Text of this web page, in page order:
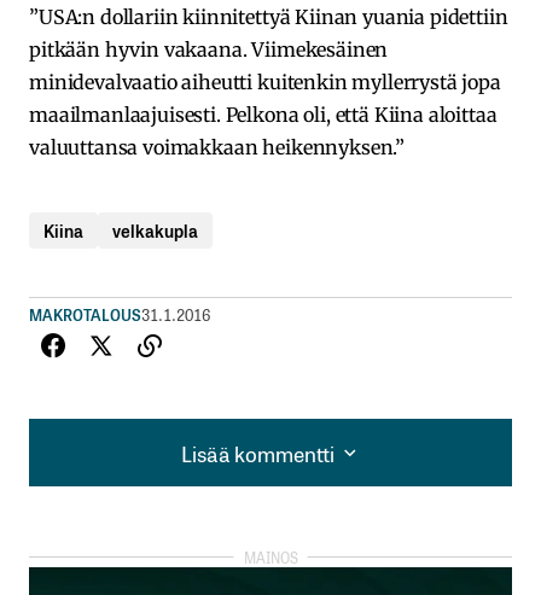
”USA:n dollariin kiinnitettyä Kiinan yuania pidettiin
pitkään hyvin vakaana. Viimekesäinen
minidevalvaatio aiheutti kuitenkin myllerrystä jopa
maailmanlaajuisesti. Pelkona oli, että Kiina aloittaa
valuuttansa voimakkaan heikennyksen.”
Kiina velkakupla
MAKROTALOUS31.1.2016
Lisää kommentti
Lisää kommentti
kirjautua